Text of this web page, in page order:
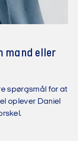
mand eller
spørgsmål for at
oplever Daniel